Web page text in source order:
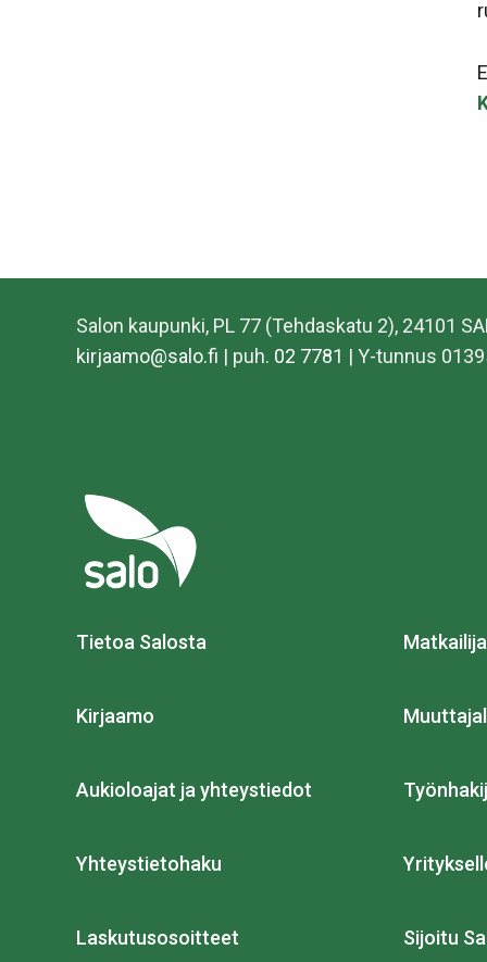
Salon kaupunki, PL 77 (Tehdaskatu 2), 24101
kirjaamo@salo.fi | puh. 02 7781 | Y-tunnus
Tietoa Salosta
Kirjaamo
Aukioloajat ja yhteystiedot
Yhteystietohaku
Laskutusosoitteet Sijoitu